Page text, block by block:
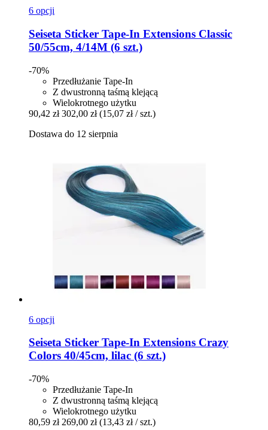
6 opcji
Seiseta Sticker Tape-​In Extensions Classic
50/55cm, 4/14M (6 szt.)
-70%
Przedłużanie Tape-In
Z dwustronną taśmą klejącą
Wielokrotnego użytku
90,42 zł 302,00 zł (15,07 zł / szt.)
Dostawa do 12 sierpnia
6 opcji
Seiseta Sticker Tape-​In Extensions Crazy
Colors 40/45cm, lilac (6 szt.)
-70%
Przedłużanie Tape-In
Z dwustronną taśmą klejącą
Wielokrotnego użytku
80,59 zł 269,00 zł (13,43 zł / szt.)